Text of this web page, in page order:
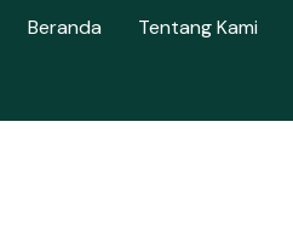
Beranda Tentang Kami